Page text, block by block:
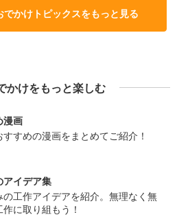
かけトピックスをもっと見る
かけをもっと楽しむ
漫画
すめの漫画をまとめてご紹介！
アイデア集
工作アイデアを紹介。無理なく無
に取り組もう！